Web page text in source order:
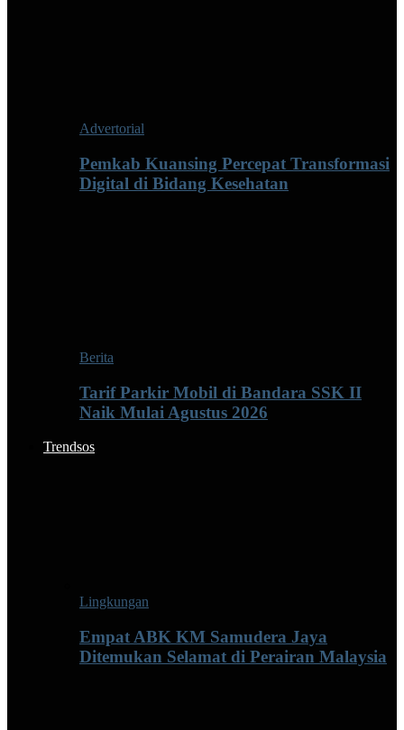
Advertorial
Pemkab Kuansing Percepat Transformasi
Digital di Bidang Kesehatan
Berita
Tarif Parkir Mobil di Bandara SSK II
Naik Mulai Agustus 2026
Trendsos
Lingkungan
Empat ABK KM Samudera Jaya
Ditemukan Selamat di Perairan Malaysia